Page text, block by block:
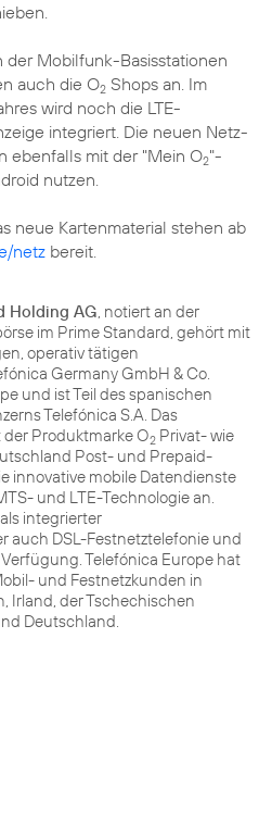
Mobilfunk-Basisstationen
auch die O2 Shops an. Im
wird noch die LTE-
integriert. Die neuen Netz-
ebenfalls mit der "Mein O2"-
nutzen.
neue Kartenmaterial stehen ab
netz bereit.
Holding AG, notiert an der
im Prime Standard, gehört mit
operativ tätigen
Germany GmbH & Co.
und ist Teil des spanischen
Telefónica S.A. Das
Produktmarke O2 Privat- wie
Post- und Prepaid-
innovative mobile Datendienste
und LTE-Technologie an.
integrierter
auch DSL-Festnetztelefonie und
Telefónica Europe hat
und Festnetzkunden in
Irland, der Tschechischen
Deutschland.